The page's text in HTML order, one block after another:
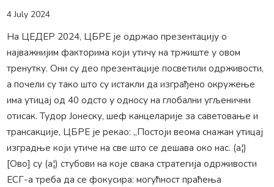
4 July 2024
На ЦЕДЕР 2024, ЦБРЕ је одржао презентацију о
најважнијим факторима који утичу на тржиште у овом
тренутку. Они су део презентације посветили одрживости,
а почели су тако што су истакли да изграђено окружење
има утицај од 40 одсто у односу на глобални угљенични
отисак. Тудор Јонеску, шеф канцеларије за саветовање и
трансакције, ЦБРЕ је рекао: „Постоји веома снажан утицај
изградње који утиче на све што се дешава око нас. (а¦)
[Ово] су (а¦) стубови на које свака стратегија одрживости
ЕСГ-а треба да се фокусира: могућност праћења